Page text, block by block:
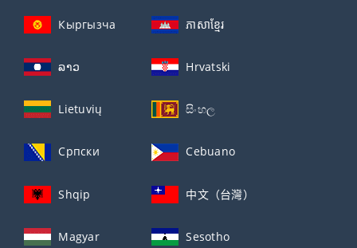
Кыргызча ភាសាខ្មែរ
ລາວ Hrvatski
Lietuvių සිංහල
Српски Cebuano
Shqip 中文（台灣）
Magyar Sesotho